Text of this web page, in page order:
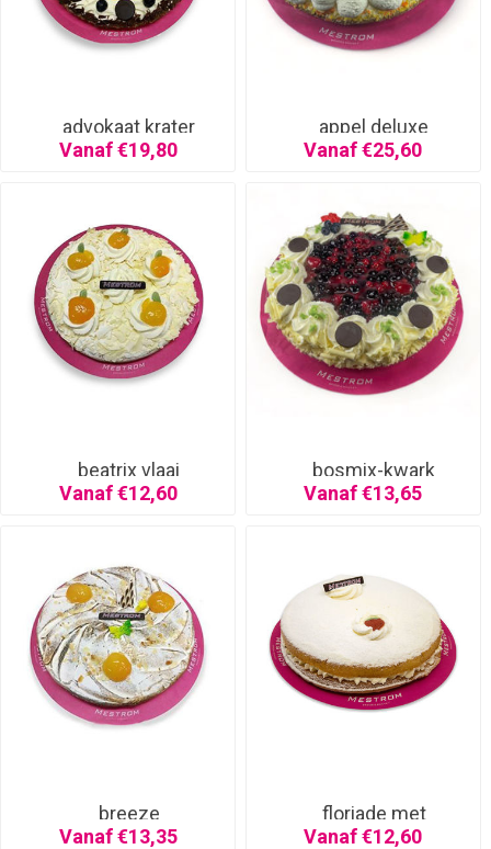
advokaat krater
Vanaf €19,80
appel deluxe
Vanaf €25,60
beatrix vlaai
Vanaf €12,60
bosmix-kwark
Vanaf €13,65
breeze
Vanaf €13,35
floriade met
aardbeien
Vanaf €12,60